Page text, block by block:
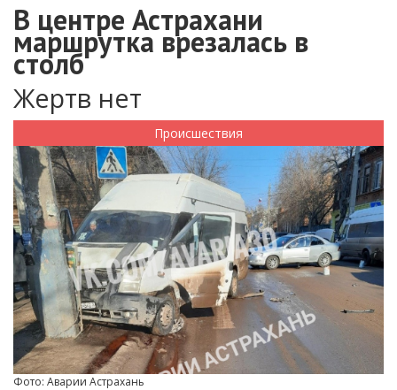
В центре Астрахани
маршрутка врезалась в
столб
Жертв нет
Происшествия
Фото: Аварии Астрахань